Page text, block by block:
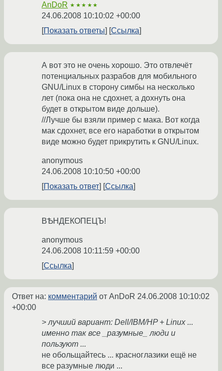
AnDoR ★★★★★
24.06.2008 10:10:02 +00:00
Показать ответы
Ссылка
А вот это не очень хорошо. Это отвлечёт
потенциальных разрабов для мобильного
GNU/Linux в сторону симбы на несколько
лет (пока она не сдохнет, а дохнуть она
будет в открытом виде дольше).
//Лучше бы взяли пример с мака. Вот когда
мак сдохнет, все его наработки в открытом
виде можно будет прикрутить к GNU/Linux.
anonymous
24.06.2008 10:10:50 +00:00
Показать ответ
Ссылка
ВѢНДЕКОПЕЦЪ!
anonymous
24.06.2008 10:11:59 +00:00
Ссылка
Ответ на: комментарий от AnDoR 24.06.2008 10:10:02
+00:00
> лучший вариант: Dell/IBM/HP + Linux ...
именно так все _разумные_ люди и
пользуют ...
не обольщайтесь ... красноглазики ещё не
все разумные люди ...